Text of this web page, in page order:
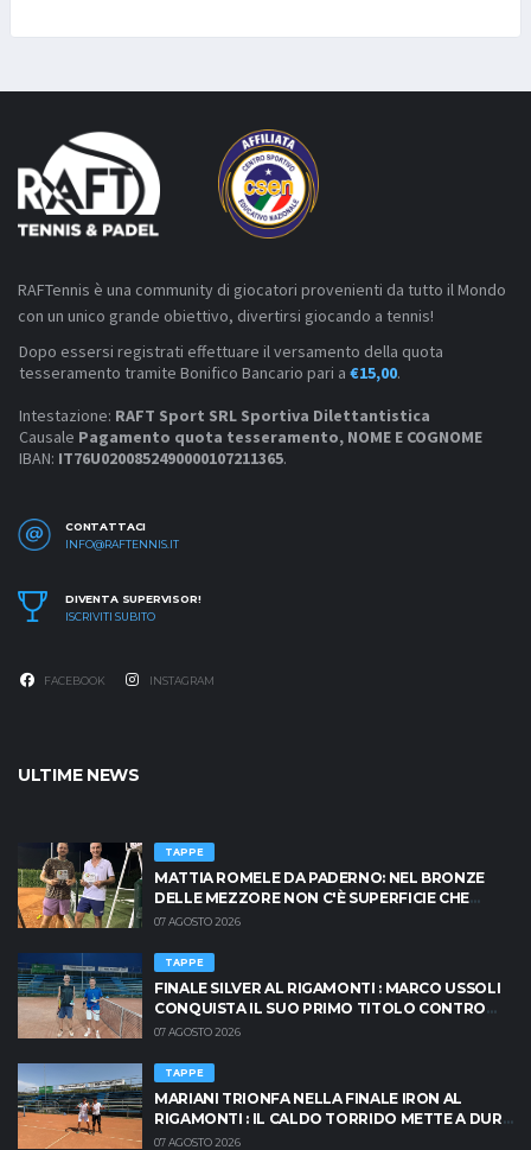
RAFTennis è una community di giocatori provenienti da tutto il Mondo
con un unico grande obiettivo, divertirsi giocando a tennis!
Dopo essersi registrati effettuare il versamento della quota
tesseramento tramite Bonifico Bancario pari a €15,00.
Intestazione: RAFT Sport SRL Sportiva Dilettantistica
Causale Pagamento quota tesseramento, NOME E COGNOME
IBAN: IT76U0200852490000107211365.
CONTATTACI
INFO@RAFTENNIS.IT
DIVENTA SUPERVISOR!
ISCRIVITI SUBITO
FACEBOOK INSTAGRAM
ULTIME NEWS
TAPPE
MATTIA ROMELE DA PADERNO: NEL BRONZE
DELLE MEZZORE NON C'È SUPERFICIE CHE
TENGA
07 AGOSTO 2026
TAPPE
FINALE SILVER AL RIGAMONTI : MARCO USSOLI
CONQUISTA IL SUO PRIMO TITOLO CONTRO
MASSIMO CRISCIONE
07 AGOSTO 2026
TAPPE
MARIANI TRIONFA NELLA FINALE IRON AL
RIGAMONTI : IL CALDO TORRIDO METTE A DURA
PROVA I PROTAGONISTI
07 AGOSTO 2026